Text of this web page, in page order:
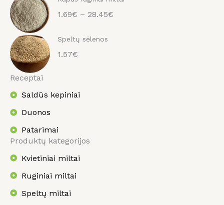
1.69€ – 28.45€
Speltų sėlenos
1.57€
Receptai
Saldūs kepiniai
Duonos
Patarimai
Produktų kategorijos
Kvietiniai miltai
Ruginiai miltai
Speltų miltai